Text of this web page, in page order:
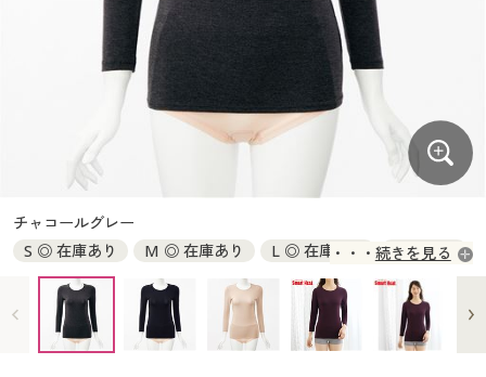
ジュニア・ティーンズ下着
大きいサイズ レディース服
大きいサイズ レディース下着
大きいサイズ メンズ
大きいサイズ 事務・制服
バーゲンセール
シークレットセール
商品カテゴリ一覧
カタログ
カタログ・チラシからのご注文
デジタルカタログ
カタログ無料プレゼント
大きいサイズ レディース下着
大きいサイズ メンズ
大きいサイズ 事務・制服
シークレットセール
商品カテゴリ一覧
カタログ・チラシからのご注文
カタログ無料プレゼント
会員メニュー
チャコールグレー
S ◎ 在庫あり
M ◎ 在庫あり L ◎ 在庫あり
LL × 完売
3L ◎ 在庫あり
4L ◎ 在庫あり
5L ◎ 在庫あり
6L ◎ 在庫あり
続きを見る